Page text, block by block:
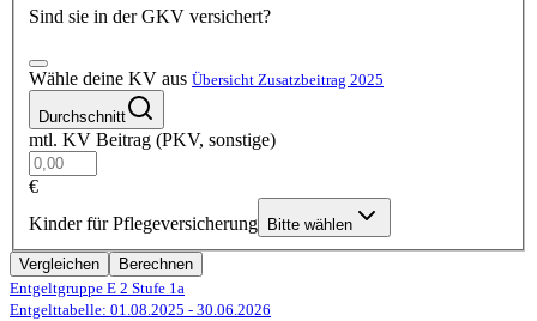
Sind sie in der GKV versichert?
Wähle deine KV aus Übersicht Zusatzbeitrag 2025
Durchschnitt
mtl. KV Beitrag (PKV, sonstige)
€
Kinder für Pflegeversicherung
Bitte wählen
Vergleichen
Berechnen
Entgeltgruppe E 2 Stufe 1a
Entgelttabelle: 01.08.2025 - 30.06.2026